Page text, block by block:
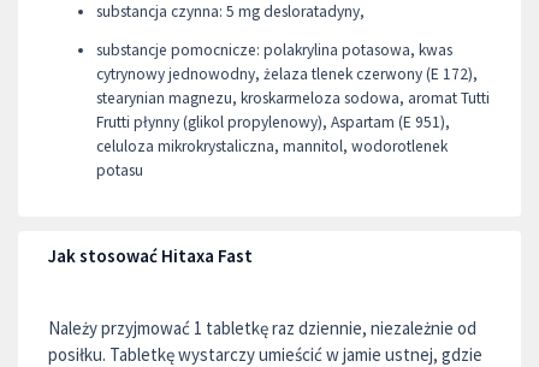
substancja czynna: 5 mg desloratadyny,
substancje pomocnicze: polakrylina potasowa, kwas
cytrynowy jednowodny, żelaza tlenek czerwony (E 172),
stearynian magnezu, kroskarmeloza sodowa, aromat Tutti
Frutti płynny (glikol propylenowy), Aspartam (E 951),
celuloza mikrokrystaliczna, mannitol, wodorotlenek
potasu
Jak stosować Hitaxa Fast
Należy przyjmować 1 tabletkę raz dziennie, niezależnie od
posiłku. Tabletkę wystarczy umieścić w jamie ustnej, gdzie